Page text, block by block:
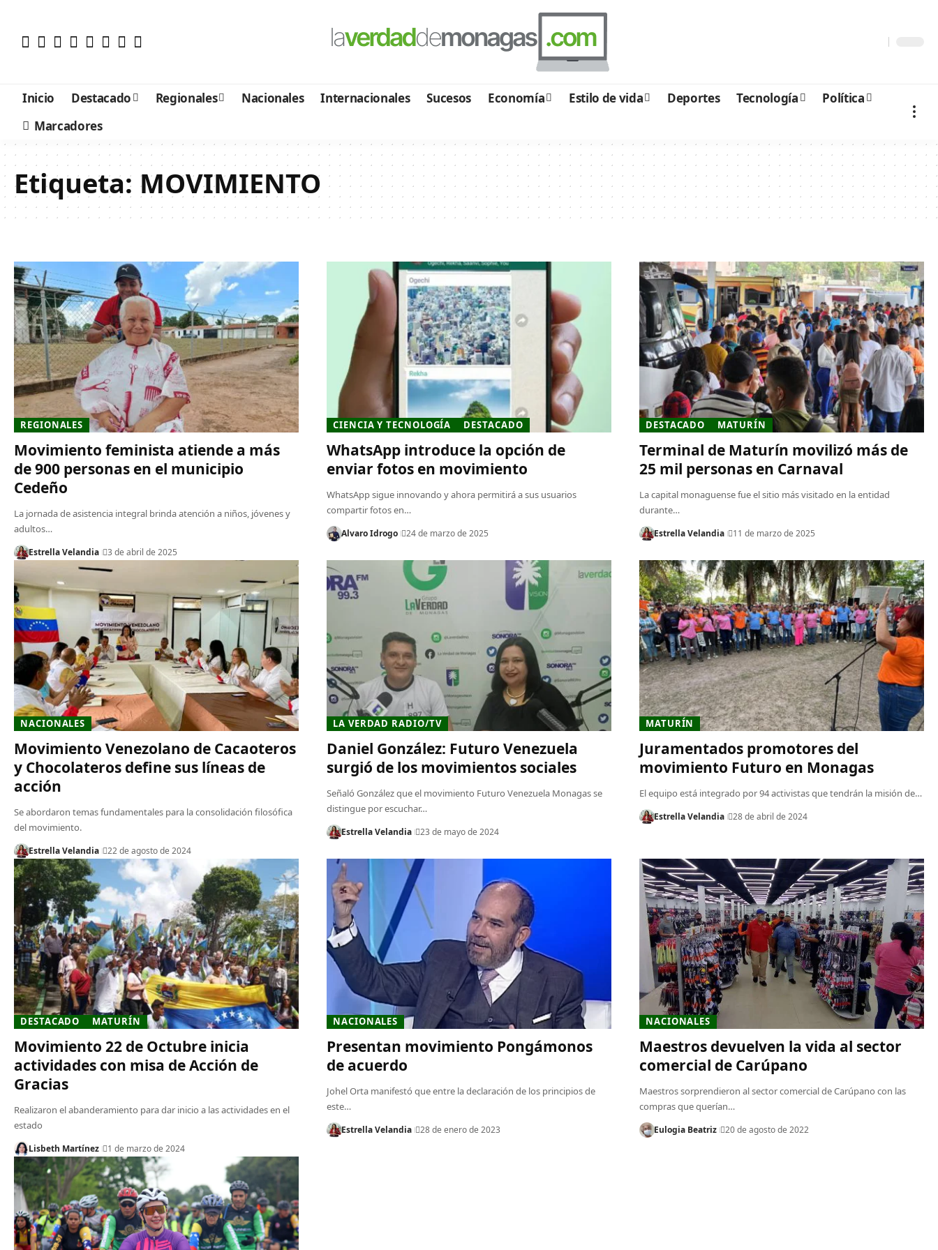
Inicio Destacado Regionales Nacionales Internacionales Sucesos Economía Estilo de vida Deportes Tecnología
Política
Marcadores
Etiqueta: MOVIMIENTO
REGIONALES
Movimiento feminista atiende a más
de 900 personas en el municipio
Cedeño
La jornada de asistencia integral brinda atención a niños, jóvenes y
adultos…
Estrella Velandia 3 de abril de 2025
CIENCIA Y TECNOLOGÍA DESTACADO
WhatsApp introduce la opción de
enviar fotos en movimiento
WhatsApp sigue innovando y ahora permitirá a sus usuarios
compartir fotos en…
Alvaro Idrogo 24 de marzo de 2025
DESTACADO MATURÍN
Terminal de Maturín movilizó más de
25 mil personas en Carnaval
La capital monaguense fue el sitio más visitado en la entidad
durante…
Estrella Velandia 11 de marzo de 2025
NACIONALES
Movimiento Venezolano de Cacaoteros
y Chocolateros define sus líneas de
acción
Se abordaron temas fundamentales para la consolidación filosófica
del movimiento.
Estrella Velandia 22 de agosto de 2024
LA VERDAD RADIO/TV
Daniel González: Futuro Venezuela
surgió de los movimientos sociales
Señaló González que el movimiento Futuro Venezuela Monagas se
distingue por escuchar…
Estrella Velandia 23 de mayo de 2024
MATURÍN
Juramentados promotores del
movimiento Futuro en Monagas
El equipo está integrado por 94 activistas que tendrán la misión de…
Estrella Velandia 28 de abril de 2024
DESTACADO MATURÍN
Movimiento 22 de Octubre inicia
actividades con misa de Acción de
Gracias
Realizaron el abanderamiento para dar inicio a las actividades en el
estado
Lisbeth Martínez 1 de marzo de 2024
NACIONALES
Presentan movimiento Pongámonos
de acuerdo
Johel Orta manifestó que entre la declaración de los principios de
este…
Estrella Velandia 28 de enero de 2023
NACIONALES
Maestros devuelven la vida al sector
comercial de Carúpano
Maestros sorprendieron al sector comercial de Carúpano con las
compras que querían…
Eulogia Beatriz 20 de agosto de 2022